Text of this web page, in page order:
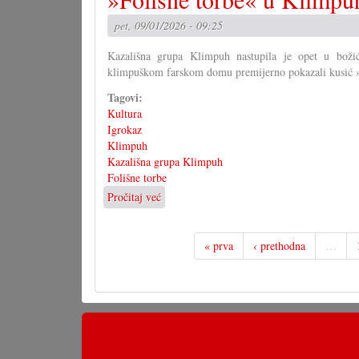
pet, 09/01/2026 - 09:25
Kazališna grupa Klimpuh nastupila je opet u
klimpuškom farskom domu premijerno pokazali kusić
Tagovi:
Kultura
Igrokaz
Klimpuh
Kazališna grupa Klimpuh
Folišne torbe
Pročitaj već
»Folišne
Klimpuhu
« prva ‹ prethodna …